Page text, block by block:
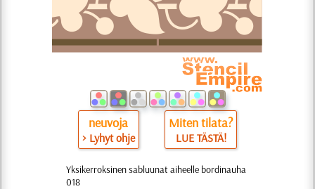
neuvoja
> Lyhyt ohje
Miten tilata?
LUE TÄSTÄ!
Yksikerroksinen sabluunat aiheelle bordinauha
018